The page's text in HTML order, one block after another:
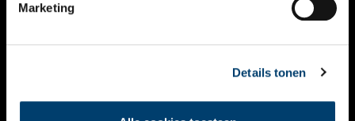
Marketing
Details tonen
VIDEO’S
CONTACT